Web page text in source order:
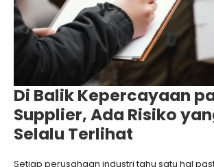
Di Balik Kepercayaan
Supplier, Ada Risiko
Selalu Terlihat
Setiap perusahaan industri tahu satu hal